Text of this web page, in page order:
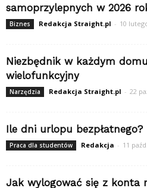
samoprzylepnych w 2026
Biznes Redakcja Straight.pl - 10
Niezbędnik w każdym
wielofunkcyjny
Narzędzia Redakcja Straight.pl - 22
Ile dni urlopu bezpłatnego?
Praca dla studentów Redakcja - 11
Jak wylogować się z konta